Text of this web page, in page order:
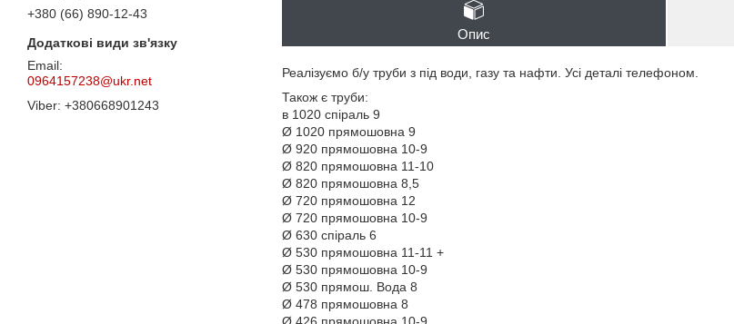
+380 (66) 890-12-43
0964157238@ukr.net
+380668901243
Опис
Реалізуємо б/у труби з під води, газу та нафти. Усі деталі телефоном.
Також є труби:
в 1020 спіраль 9
Ø 1020 прямошовна 9
Ø 920 прямошовна 10-9
Ø 820 прямошовна 11-10
Ø 820 прямошовна 8,5
Ø 720 прямошовна 12
Ø 720 прямошовна 10-9
Ø 630 спіраль 6
Ø 530 прямошовна 11-11 +
Ø 530 прямошовна 10-9
Ø 530 прямош. Вода 8
Ø 478 прямошовна 8